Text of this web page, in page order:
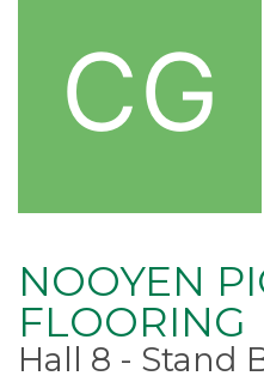
NOOYEN
FLOORING
Hall 8 - Stand